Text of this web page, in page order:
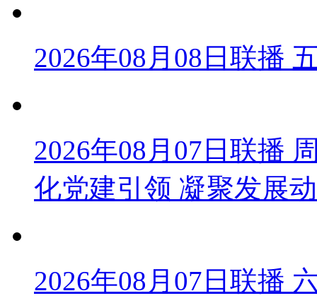
2026年08月08日联播
2026年08月07日联播
化党建引领 凝聚发展
2026年08月07日联播